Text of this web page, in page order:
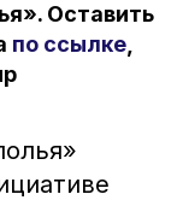
Оставить
по ссылке